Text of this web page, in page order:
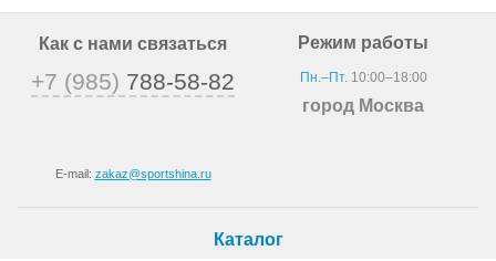
Как с нами связаться
+7 (985) 788-58-82
E-mail: zakaz@sportshina.ru
Режим работы
Пн.–Пт.10:00–18:00
город Москва
Каталог